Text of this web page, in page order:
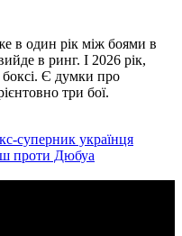
в один рік між боями в
в ринг. І 2026 рік,
Є думки про
три бої.
суперник українця
проти Дюбуа